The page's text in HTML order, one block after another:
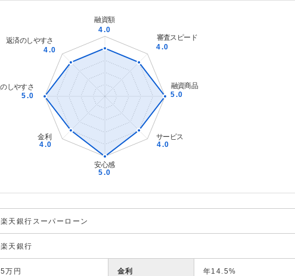
楽天銀行スーパーローン
楽天銀行
5万円 金利 年14.5%